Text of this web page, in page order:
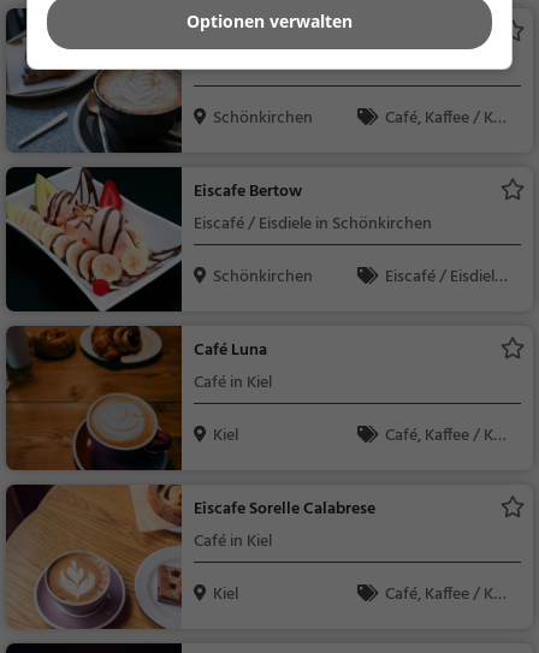
Dorfteichcafe
Café in Schönkirchen
Schönkirchen
Café, Kaffee / Kuc
Eiscafe Bertow
Eiscafé / Eisdiele in Schönkirchen
Schönkirchen
Eiscafé / Eisdiele,
Kuchen, Gebäck / Tei
Café Luna
Café in Kiel
Kiel
Café, Kaffee / Kuc
ch
Eiscafe Sorelle Calabrese
Café in Kiel
Kiel
Café, Kaffee / Kuc
Optionen verwalten